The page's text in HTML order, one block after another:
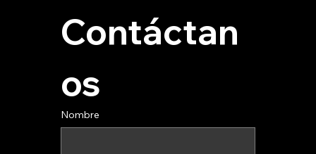
Contáctan
os
Nombre